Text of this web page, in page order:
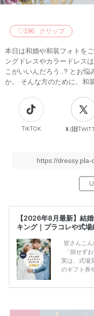
♡196 クリップ
本日は和婚や和装フォトを
ングドレスやカラードレス
こがいいんだろう..? とお悩
か。 そんな方のために、和
TikTok Ｘ(旧
https://
【2026年8月最新】結
キング｜プラコレや式
皆さんこ
「損せず
実は、式場
のギフト券
ため、比較